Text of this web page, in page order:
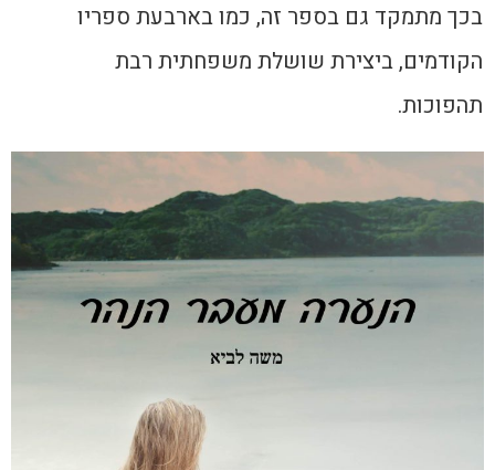
בכך מתמקד גם בספר זה, כמו בארבעת ספריו
הקודמים, ביצירת שושלת משפחתית רבת
תהפוכות.